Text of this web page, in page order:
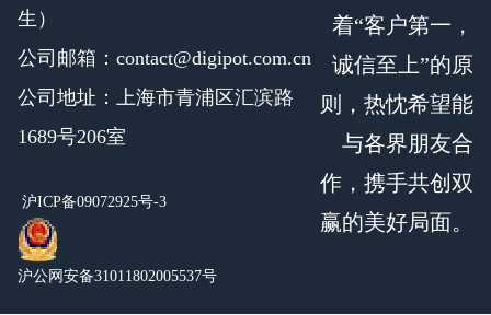
生）
公司邮箱：contact@digipot.com.cn
公司地址：上海市青浦区汇滨路
1689号206室
沪ICP备09072925号-3
沪公网安备31011802005537号
着“客户第一，
诚信至上”的原
则，热忱希望能
与各界朋友合
作，携手共创双
赢的美好局面。